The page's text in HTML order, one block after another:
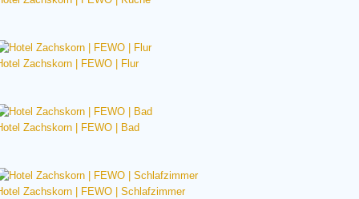
Zachskorn | FEWO | Flur
Zachskorn | FEWO | Bad
Zachskorn | FEWO | Schlafzimmer